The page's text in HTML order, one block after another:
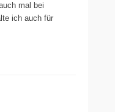
mal bei
ich auch für